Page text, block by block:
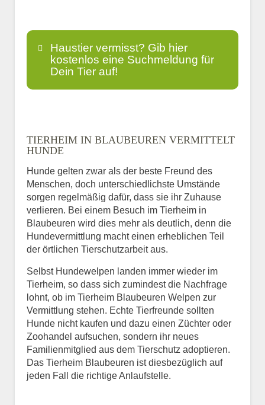
Haustier vermisst? Gib hier
kostenlos eine Suchmeldung für
Dein Tier auf!
E-Mail*
Informationen über das
Tier.
Art des Tiers*
TIERHEIM IN BLAUBEUREN VERMITTELT
HUNDE
Hunde gelten zwar als der beste Freund des
Menschen, doch unterschiedlichste Umstände
sorgen regelmäßig dafür, dass sie ihr Zuhause
verlieren. Bei einem Besuch im Tierheim in
Blaubeuren wird dies mehr als deutlich, denn die
Hundevermittlung macht einen erheblichen Teil
der örtlichen Tierschutzarbeit aus.
Selbst Hundewelpen landen immer wieder im
Tierheim, so dass sich zumindest die Nachfrage
lohnt, ob im Tierheim Blaubeuren Welpen zur
Vermittlung stehen. Echte Tierfreunde sollten
Hunde nicht kaufen und dazu einen Züchter oder
Zoohandel aufsuchen, sondern ihr neues
Familienmitglied aus dem Tierschutz adoptieren.
Das Tierheim Blaubeuren ist diesbezüglich auf
jeden Fall die richtige Anlaufstelle.